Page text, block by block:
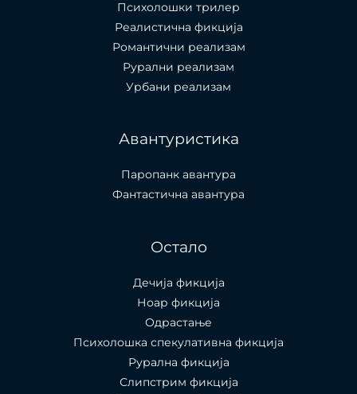
Психолошки трилер
Реалистична фикција
Романтични реализам
Рурални реализам
Урбани реализам
Авантуристика
Паропанк авантура
Фантастична авантура
Остало
Дечија фикција
Ноар фикција
Одрастање
Психолошка спекулативна фикција
Рурална фикција
Слипстрим фикција